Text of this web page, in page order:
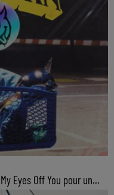
Eyes Off You pour un...